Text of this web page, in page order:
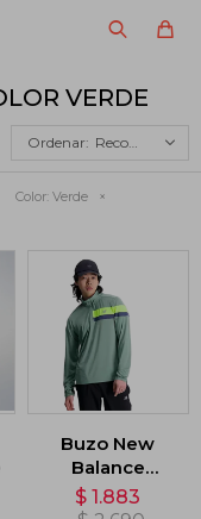
VERDE
Recomendados
Color: Verde
Buzo New
Balance
Accelerate
$ 1.883